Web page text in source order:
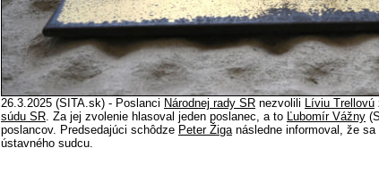
26.3.2025 (SITA.sk) - Poslanci Národnej rady SR nezvolili Líviu Trellovú
súdu SR. Za jej zvolenie hlasoval jeden poslanec, a to Ľubomír Vážny
poslancov. Predsedajúci schôdze Peter Žiganásledne informoval, že
ústavného sudcu.